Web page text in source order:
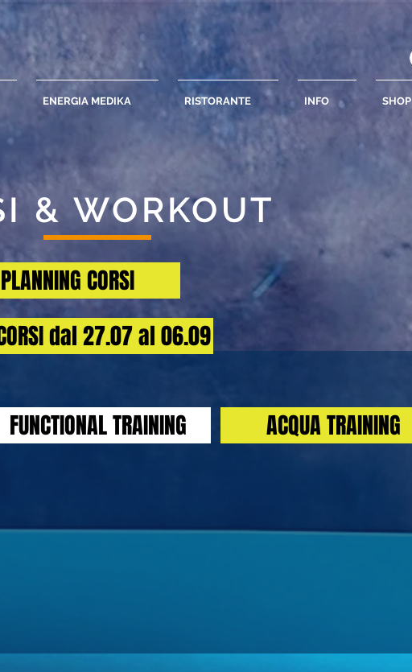
ENERGIA MEDIKA RISTORANTE INFO SHOP
& WORKOUT
PLANNING CORSI
FUNCTIONAL TRAINING ACQUA TRAINING
dal 27.07 al 06.09